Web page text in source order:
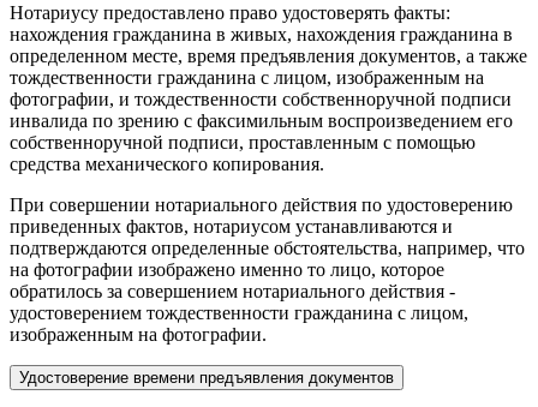
Нотариусу предоставлено право удостоверять факты:
нахождения гражданина в живых, нахождения гражданина в
определенном месте, время предъявления документов, а также
тождественности гражданина с лицом, изображенным на
фотографии, и тождественности собственноручной подписи
инвалида по зрению с факсимильным воспроизведением его
собственноручной подписи, проставленным с помощью
средства механического копирования.
При совершении нотариального действия по удостоверению
приведенных фактов, нотариусом устанавливаются и
подтверждаются определенные обстоятельства, например, что
на фотографии изображено именно то лицо, которое
обратилось за совершением нотариального действия -
удостоверением тождественности гражданина с лицом,
изображенным на фотографии.
Удостоверение времени предъявления документов